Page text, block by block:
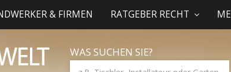
& FIRMEN RATGEBER RECHT
WAS SUCHEN SIE?